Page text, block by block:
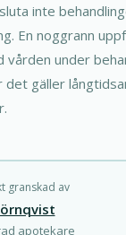
inte
En noggrann
vården under
det gäller
granskad av
apotekare